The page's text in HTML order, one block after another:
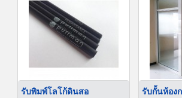
รับพิมพ์โลโก้ดินสอ